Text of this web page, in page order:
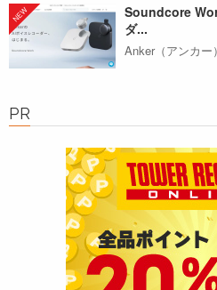
Soundcore
ダ...
Anker（アンカー
PR